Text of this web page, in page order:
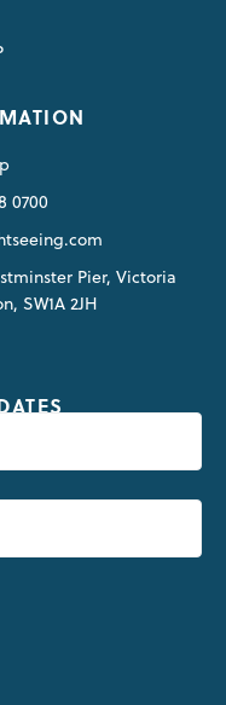
0700
Pier, Victoria
SW1A 2JH